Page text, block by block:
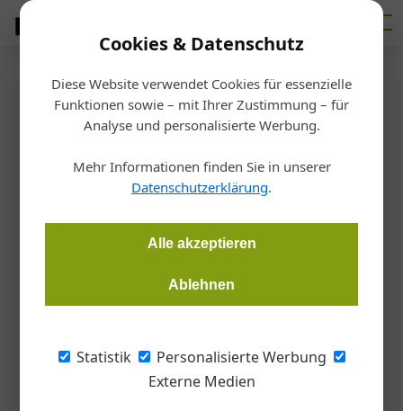
Cookies & Datenschutz
Diese Website verwendet Cookies für essenzielle
Funktionen sowie – mit Ihrer Zustimmung – für
Analyse und personalisierte Werbung.
Mehr Informationen finden Sie in unserer
Datenschutzerklärung.
Alle akzeptieren
Ablehnen
Statistik
Personalisierte Werbung
Externe Medien
Startseite /Markt
Zementindustrie
Das muss die Organisation
aushalten
Haimo Primas – der neue CEO des Zementherstellers Holcim
der Bauzeitung erfrischend offen: Er spricht über sein größtes
Ziel und darüber, warum er überhaupt für die Zementbranche